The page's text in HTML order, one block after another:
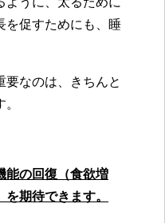
を促すためにも、睡
要なのは、きちんと
能の回復（食欲増
期待できます。